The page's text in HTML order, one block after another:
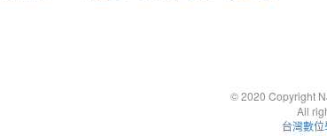
© 2020 Copyright
All
台灣數